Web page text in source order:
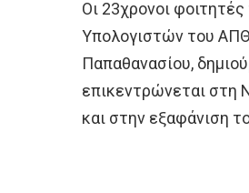
Οι 23χρονοι
Υπολογιστών του
Παπαθανασίου,
επικεντρώνεται στη
και στην εξαφάνιση